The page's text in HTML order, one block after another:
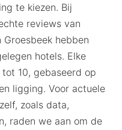
te kiezen. Bij
reviews van
hebben
hotels. Elke
10, gebaseerd op
ligging. Voor actuele
zoals data,
raden we aan om de